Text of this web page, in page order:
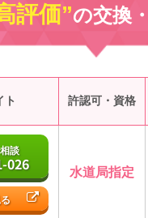
評価”の交換
ト 許認可・資格
談
026 水道局指定